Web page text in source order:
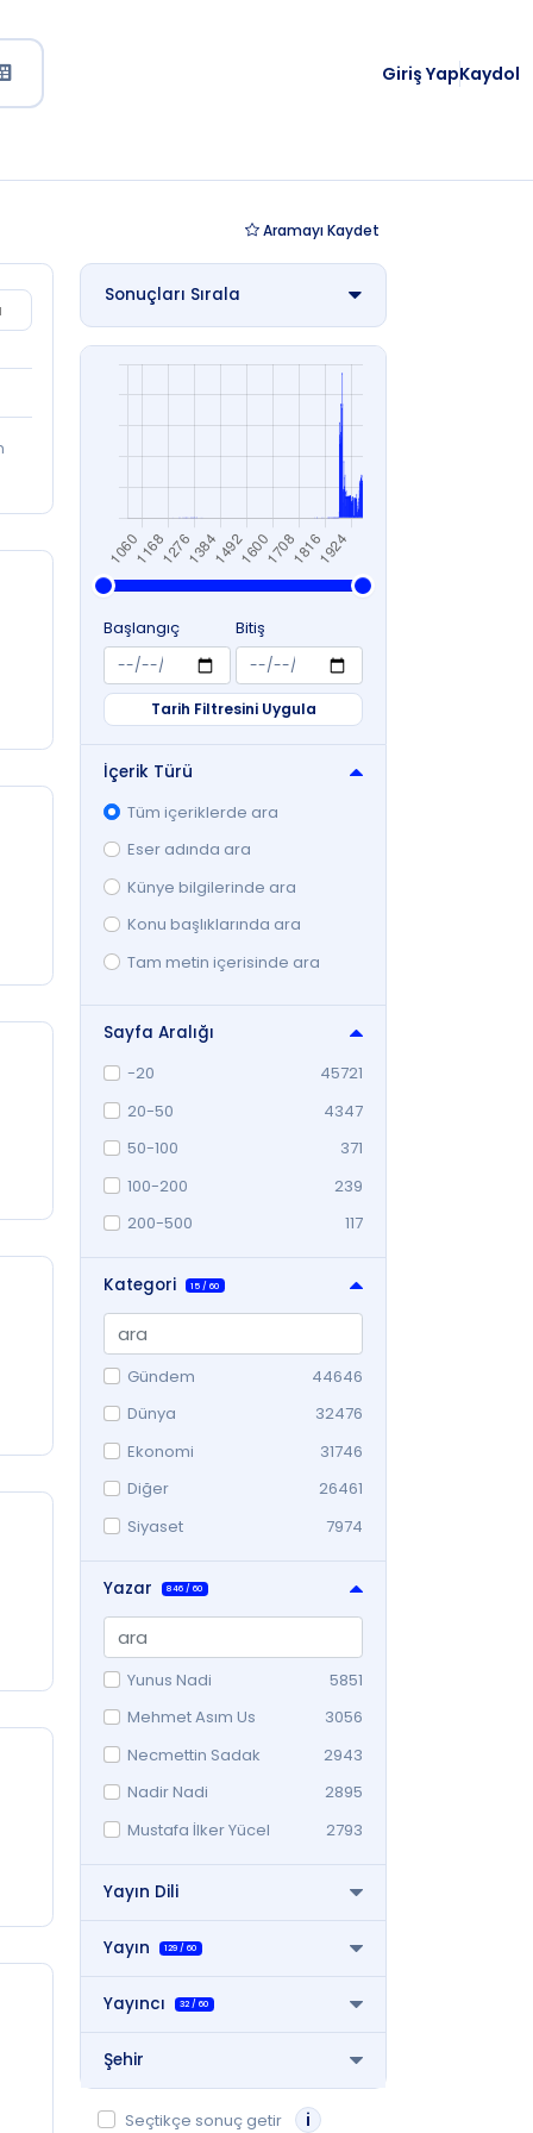
Giriş YapKaydol
AramayıKaydet
Sonuçları Sırala
Yayın Tarihi (Eski - Yeni)
Yayın Tarihi (Yeni - Eski)
Eser Adı (A'dan Z'ye)
Eser Adı (Z'den A'ya)
Yazar Adı (A'dan Z'ye)
Yazar Adı (Z'den A'ya)
Sayfa Sayısı (Çok - Az)
Sayfa Sayısı (Az - Çok)
Sıralamayı Kaydet i
Başlangıç Bitiş
Tarih Filtresini Uygula
İçerik Türü
Tüm içeriklerde ara
Eser adında ara
Künye bilgilerinde ara
Konu başlıklarında ara
Tam metin içerisinde ara
Sayfa Aralığı
-20
45721
20-50
4347
50-100
371
100-200
239
200-500
117
Kategori
15/60
Gündem
44646
Dünya
32476
Ekonomi
31746
Diğer
26461
Siyaset
7974
Medya
Kültür-Sanat
Felsefe / Fikir
368
Edebi-Eğitim
367
Yazar 846/60
Yunus Nadi
5851
Mehmet Asım Us
3056
Necmettin Sadak
2943
Nadir Nadi
2895
Mustafa İlker Yücel
2793
Cevad Fehmi Başkut
Mahmut Nedim Soydan
2131
Okay Gönensin
Daha fazla
Yayın Dili
Yayın 129/60
Yayıncı 32/60
Şehir
Seçtikçe sonuç getir i